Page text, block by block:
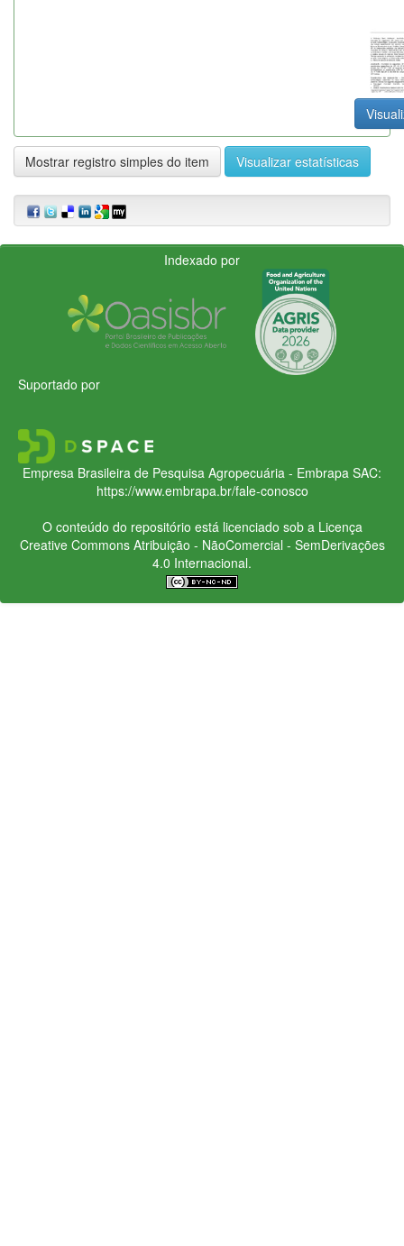
Mostrar registro simples do item Visualizar estatísticas
Indexado por
Suportado por
Empresa Brasileira de Pesquisa Agropecuária - Embrapa SAC:
https://www.embrapa.br/fale-conosco
O conteúdo do repositório está licenciado sob a Licença
Creative CommonsAtribuição - NãoComercial - SemDerivações
4.0 Internacional.